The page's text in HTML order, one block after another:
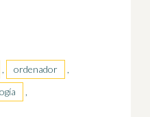
, ordenador
,
,